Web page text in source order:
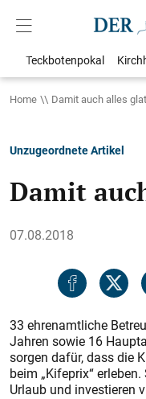
Teckbotenpokal
Home Damit auch alles
Unzugeordnete Artikel
Damit
07.08.2018
33 ehrenamtliche
Jahren sowie 16
sorgen dafür, dass die
beim „Kifeprix“
Urlaub und investieren